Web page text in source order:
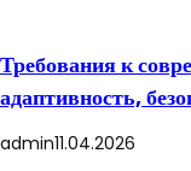
Требования к
адаптивность,
admin11.04.2026